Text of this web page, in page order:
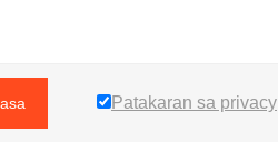
Patakaran sa privacy